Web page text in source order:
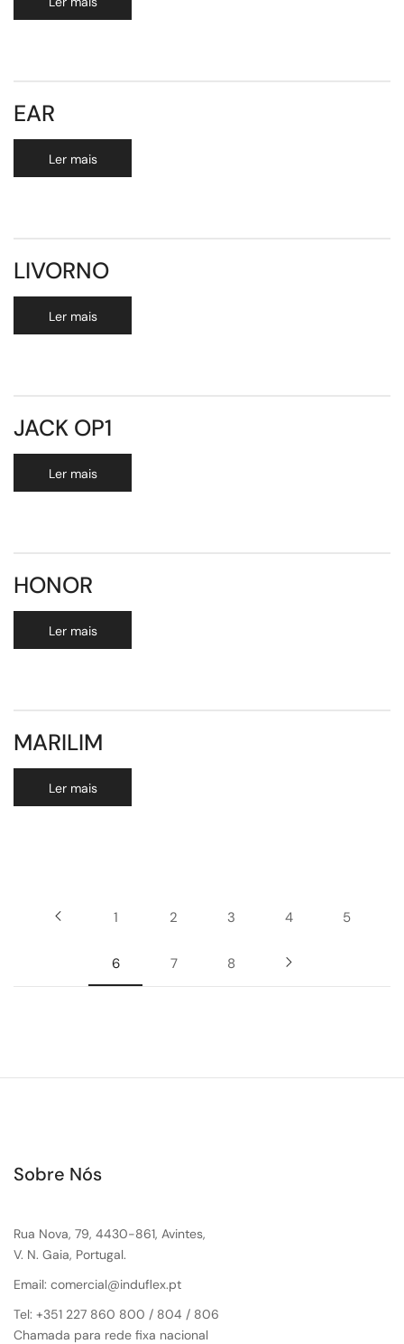
EAR
Ler mais
LIVORNO
Ler mais
JACK OP1
Ler mais
HONOR
Ler mais
MARILIM
Ler mais
1 2 3 4 5
6 7 8
Sobre Nós
Rua Nova, 79, 4430-861, Avintes,
V. N. Gaia, Portugal.
Email: comercial@induflex.pt
Tel: +351 227 860 800 / 804 / 806
Chamada para rede fixa nacional